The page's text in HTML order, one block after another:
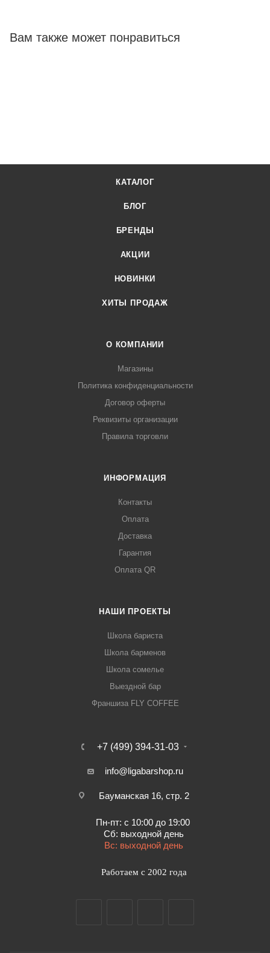
стоимости товара, суммирование стоимости покупки из
заказать можно по телефону +7 (499) 394-31-03 или онлайн
Вам также может понравиться
КАТАЛОГ
БЛОГ
БРЕНДЫ
АКЦИИ
НОВИНКИ
ХИТЫ ПРОДАЖ
О КОМПАНИИ
Магазины
Политика конфиденциальности
Договор оферты
Реквизиты организации
Правила торговли
ИНФОРМАЦИЯ
Контакты
Оплата
Доставка
Гарантия
Оплата QR
НАШИ ПРОЕКТЫ
Школа бариста
Школа барменов
Школа сомелье
Выездной бар
Франшиза FLY COFFEE
+7 (499) 394-31-03
info@ligabarshop.ru
Бауманская 16, стр. 2
Пн-пт: с 10:00 до 19:00
Сб: выходной день
Вс: выходной день
Работаем с 2002 года